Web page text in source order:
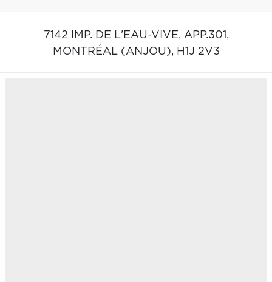
7142 IMP. DE L'EAU-VIVE, APP.301,
MONTRÉAL (ANJOU), H1J 2V3